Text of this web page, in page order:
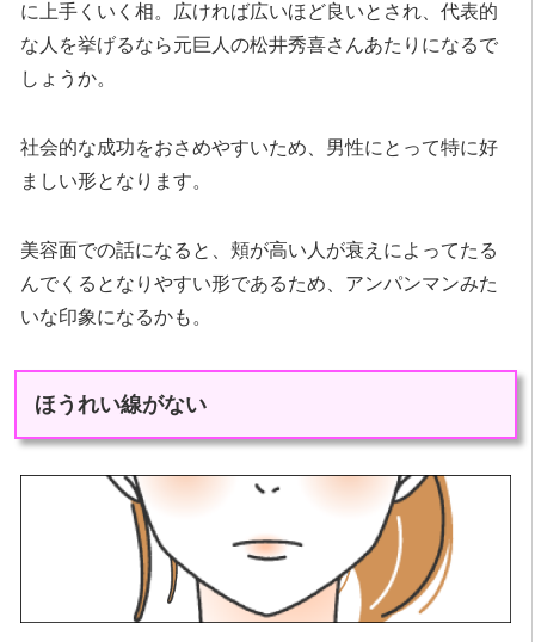
に上手くいく相。広ければ広いほど良いとされ、代表的
な人を挙げるなら元巨人の松井秀喜さんあたりになるで
しょうか。
社会的な成功をおさめやすいため、男性にとって特に好
ましい形となります。
美容面での話になると、頬が高い人が衰えによってたる
んでくるとなりやすい形であるため、アンパンマンみた
いな印象になるかも。
ほうれい線がない